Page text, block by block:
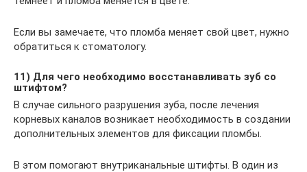
Если вы замечаете, что пломба меняет свой цвет, нужно
обратиться к стоматологу.
11) Для чего необходимо восстанавливать зуб со
штифтом?
В случае сильного разрушения зуба, после лечения
корневых каналов возникает необходимость в создании
дополнительных элементов для фиксации пломбы.
В этом помогают внутриканальные штифты. В один из